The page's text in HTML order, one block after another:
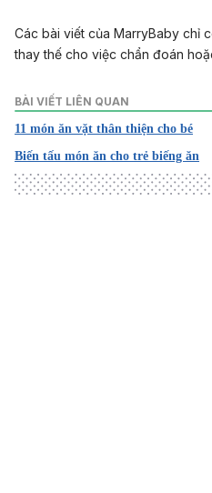
Các bài viết của MarryBaby chỉ
thay thế cho việc chẩn đoán
BÀI VIẾT LIÊN QUAN
11 món ăn vặt thân thiện cho bé
Biến tấu món ăn cho trẻ biếng ăn